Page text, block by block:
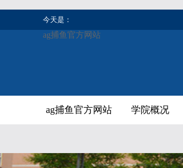
今天是：
ag捕鱼官方网站
ag捕鱼官方网站 学院概况